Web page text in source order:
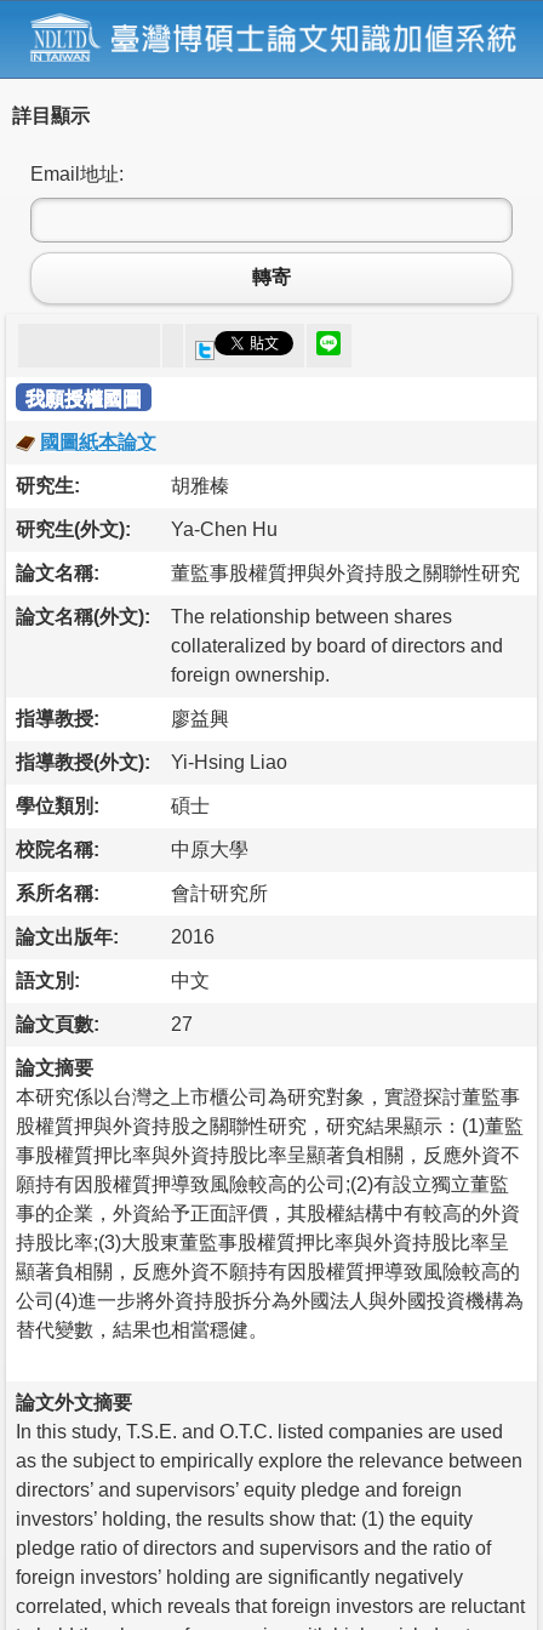
詳目顯示
Email地址:
轉寄
我願授權國圖
國圖紙本論文
研究生: 胡雅榛
研究生(外文): Ya-Chen Hu
論文名稱: 董監事股權質押與外資持股之關聯性研究
論文名稱(外文):
The relationship between shares
collateralized by board of directors and
foreign ownership.
指導教授: 廖益興
指導教授(外文): Yi-Hsing Liao
學位類別: 碩士
校院名稱: 中原大學
系所名稱: 會計研究所
論文出版年: 2016
語文別: 中文
論文頁數: 27
論文摘要
本研究係以台灣之上市櫃公司為研究對象，實證探討董監事
股權質押與外資持股之關聯性研究，研究結果顯示：(1)董監
事股權質押比率與外資持股比率呈顯著負相關，反應外資不
願持有因股權質押導致風險較高的公司;(2)有設立獨立董監
事的企業，外資給予正面評價，其股權結構中有較高的外資
持股比率;(3)大股東董監事股權質押比率與外資持股比率呈
顯著負相關，反應外資不願持有因股權質押導致風險較高的
公司(4)進一步將外資持股拆分為外國法人與外國投資機構為
替代變數，結果也相當穩健。
論文外文摘要
In this study, T.S.E. and O.T.C. listed companies are used
as the subject to empirically explore the relevance between
directors’ and supervisors’ equity pledge and foreign
investors’ holding, the results show that: (1) the equity
pledge ratio of directors and supervisors and the ratio of
foreign investors’ holding are significantly negatively
correlated, which reveals that foreign investors are reluctant